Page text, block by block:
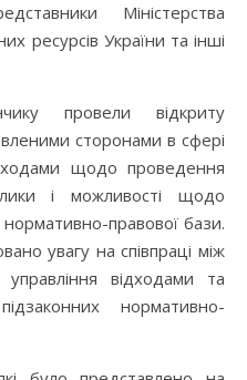
Міністерства
ресурсів України та інші
провели відкриту
сторонами в сфері
щодо проведення
і можливості щодо
правової бази.
увагу на співпраці між
відходами та
нормативно-